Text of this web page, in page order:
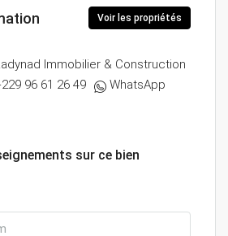
Voir les propriétés
Immobilier & Construction
96 61 26 49
WhatsApp
sur ce bien